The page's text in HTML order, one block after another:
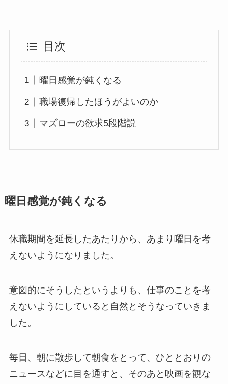
目次
曜日感覚が鈍くなる
職場復帰したほうがよいのか
マズローの欲求5段階説
曜日感覚が鈍くなる
休職期間を延長したあたりから、あまり曜日を考
えないようになりました。
意図的にそうしたというよりも、仕事のことを考
えないようにしていると自然とそうなっていきま
した。
毎日、朝に散歩して朝食をとって、ひととおりの
ニュースなどに目を通すと、そのあと映画を観な